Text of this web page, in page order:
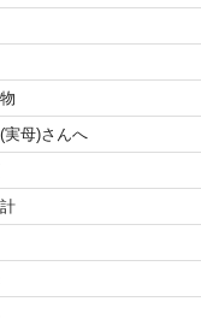
実母)さんへ